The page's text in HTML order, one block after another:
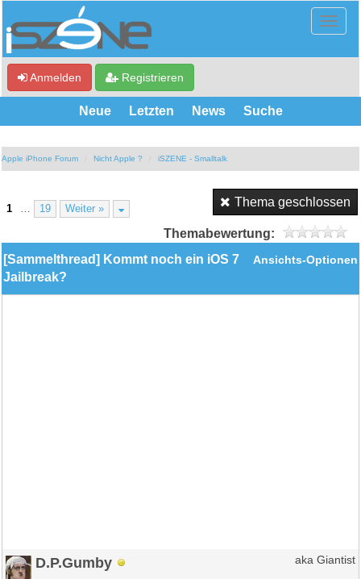
Anmelden Registrieren
Neue Letzten News Suche
Apple iPhone Forum Nicht Apple ? iSZENE - Smalltalk
1 19 Weiter » Thema geschlossen
Themabewertung:
Ansichts-Optionen
[Sammelthread] Kommt noch ein iOS 7
Jailbreak?
D.P.Gumby aka Giantist